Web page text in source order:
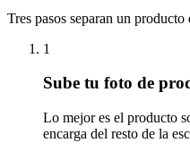
Tres pasos separan un
1
Sube tu foto de
Lo mejor es el producto
encarga del resto de la